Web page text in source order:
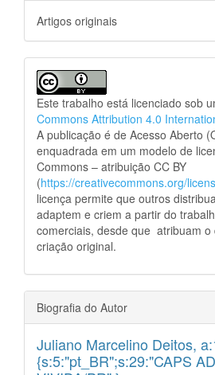
Artigos originais
Este trabalho está licenciado sob
Commons Attribution 4.0
A publicação é de Acesso Aberto
enquadrada em um modelo de
Commons – atribuição CC BY
(https://creativecommons.org/
licença permite que outros
adaptem e criem a partir do
comerciais, desde que atribuam o
criação original.
Biografia do Autor
Juliano Marcelino Deitos,
{s:5:"pt_BR";s:29:"CAPS